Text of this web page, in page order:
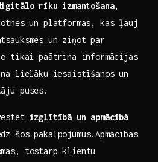
‍rīku⁢ izmantošana,
un platformas, kas ļauj
​un ziņot​ par
tikai paātrina​ informācijas
lielāku iesaistīšanos un
puses.
izglītībā un ‌apmācībā
šos pakalpojumus.Apmācības⁣
tostarp​ klientu